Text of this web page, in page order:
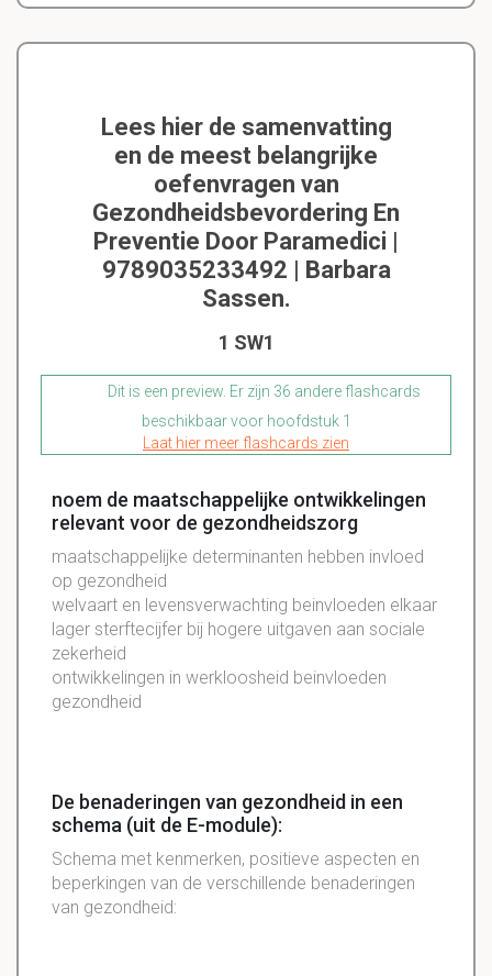
Lees hier de samenvatting
en de meest belangrijke
oefenvragen van
Gezondheidsbevordering En
Preventie Door Paramedici |
9789035233492 | Barbara
Sassen.
1 SW1
Dit is een preview. Er zijn 36 andere flashcards
beschikbaar voor hoofdstuk 1
Laat hier meer flashcards zien
noem de maatschappelijke ontwikkelingen
relevant voor de gezondheidszorg
maatschappelijke determinanten hebben invloed
op gezondheid
welvaart en levensverwachting beinvloeden elkaar
lager sterftecijfer bij hogere uitgaven aan sociale
zekerheid
ontwikkelingen in werkloosheid beinvloeden
gezondheid
De benaderingen van gezondheid in een
schema (uit de E-module):
Schema met kenmerken, positieve aspecten en
beperkingen van de verschillende benaderingen
van gezondheid: